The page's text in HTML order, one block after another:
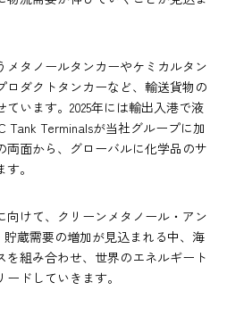
メタノールタンカーやケミカルタン
ロダクトタンカーなど、輸送貨物の
います。2025年には輸出入港で液
Tank Terminalsが当社グループに加
両面から、グローバルに化学品のサ
。
向けて、クリーンメタノール・アン
貯蔵需要の増加が見込まれる中、海
組み合わせ、世界のエネルギート
ドしていきます。